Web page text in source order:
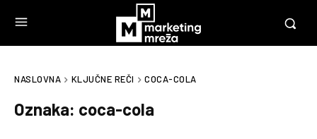
NASLOVNA KLJUČNE REČI COCA-COLA
Oznaka: coca-cola